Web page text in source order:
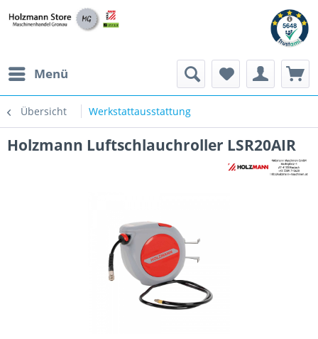
Menü
Übersicht Werkstattausstattung
Holzmann Luftschlauchroller LSR20AIR